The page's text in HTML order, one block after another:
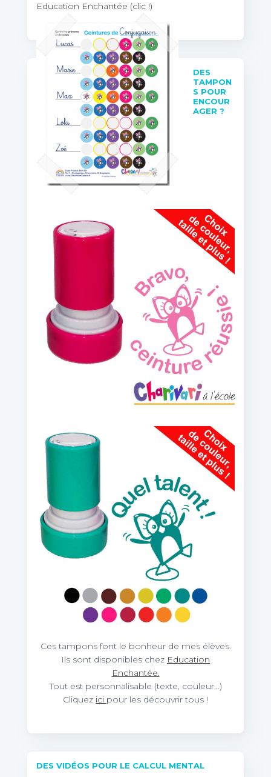
Education Enchantée (clic !)
DES
TAMPON
S POUR
ENCOUR
AGER ?
Ces tampons font le bonheur de mes élèves.
Ils sont disponibles chez Education
Enchantée.
Tout est personnalisable (texte, couleur…)
Cliquez ici pour les découvrir tous !
DES VIDÉOS POUR LE CALCUL MENTAL